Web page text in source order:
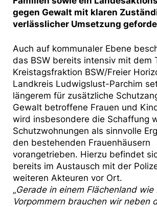
gegen Gewalt mit klaren
verlässlicher Umsetzung
Auch auf kommunaler Ebene
das BSW bereits intensiv mit dem
Kreistagsfraktion BSW/Freier
Landkreis Ludwigslust-Parchim
längerem für zusätzliche
Gewalt betroffene Frauen und
wird insbesondere die Schaffung
Schutzwohnungen als sinnvolle
den bestehenden Frauenhäusern
vorangetrieben. Hierzu befindet
bereits im Austausch mit der
weiteren Akteuren vor Ort.
„Gerade in einem Flächenland
Vorpommern brauchen wir neben